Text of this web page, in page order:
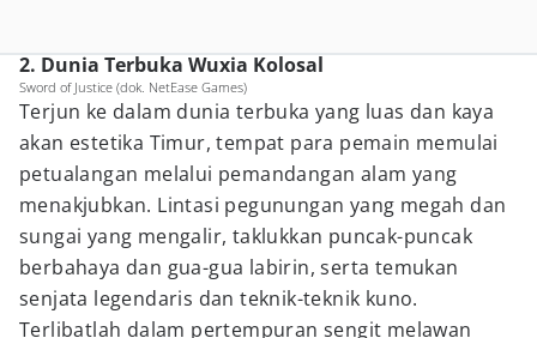
2. Dunia Terbuka Wuxia Kolosal
Sword of Justice (dok. NetEase Games)
Terjun ke dalam dunia terbuka yang luas dan kaya
akan estetika Timur, tempat para pemain memulai
petualangan melalui pemandangan alam yang
menakjubkan. Lintasi pegunungan yang megah dan
sungai yang mengalir, taklukkan puncak-puncak
berbahaya dan gua-gua labirin, serta temukan
senjata legendaris dan teknik-teknik kuno.
Terlibatlah dalam pertempuran sengit melawan